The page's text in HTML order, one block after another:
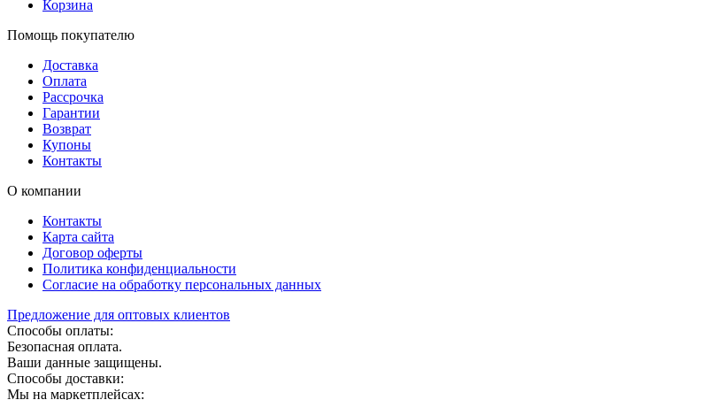
Корзина
Помощь покупателю
Доставка
Оплата
Рассрочка
Гарантии
Возврат
Купоны
Контакты
О компании
Контакты
Карта сайта
Договор оферты
Политика конфиденциальности
Согласие на обработку персональных данных
Предложение для оптовых клиентов
Способы оплаты:
Безопасная оплата.
Ваши данные защищены.
Способы доставки:
Мы на маркетплейсах: